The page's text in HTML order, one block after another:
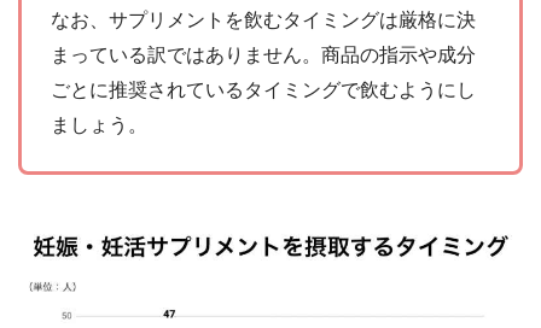
なお、サプリメントを飲むタイミングは厳格に決
まっている訳ではありません。商品の指示や成分
ごとに推奨されているタイミングで飲むようにし
ましょう。